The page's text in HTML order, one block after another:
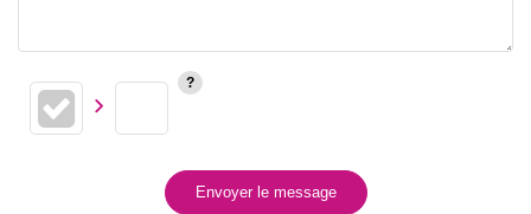
Envoyer le message